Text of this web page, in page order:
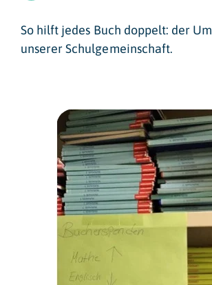
So hilft jedes Buch doppelt: der
unserer Schulgemeinschaft.